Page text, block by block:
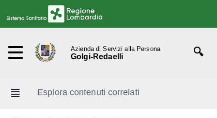
Azienda di Servizi alla Persona
Golgi-Redaelli
Esplora contenuti correlati